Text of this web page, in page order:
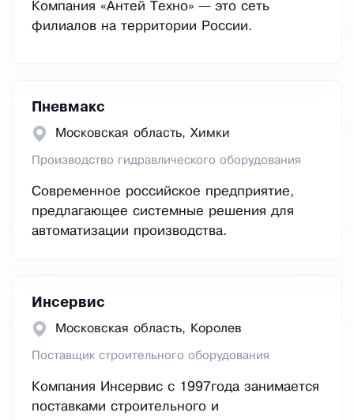
Компания «Антей Техно» — это сеть
филиалов на территории России.
Пневмакс
Московская область, Химки
Производство гидравлического оборудования
Современное российское предприятие,
предлагающее системные решения для
автоматизации производства.
Инсервис
Московская область, Королев
Поставщик строительного оборудования
Компания Инсервис с 1997года занимается
поставками строительного и